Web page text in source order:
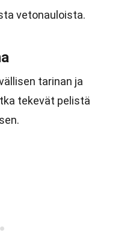
vetonauloista.
tarinan ja
tekevät pelistä